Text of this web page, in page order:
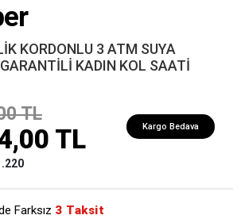
KORDONLU 3 ATM SUYA
KADIN KOL SAATİ
TL
TL Kargo Bedava
Farksız 3 Taksit